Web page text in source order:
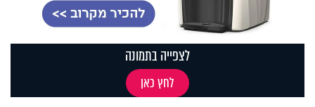
לצפייה בתמונה
לחץ כאן